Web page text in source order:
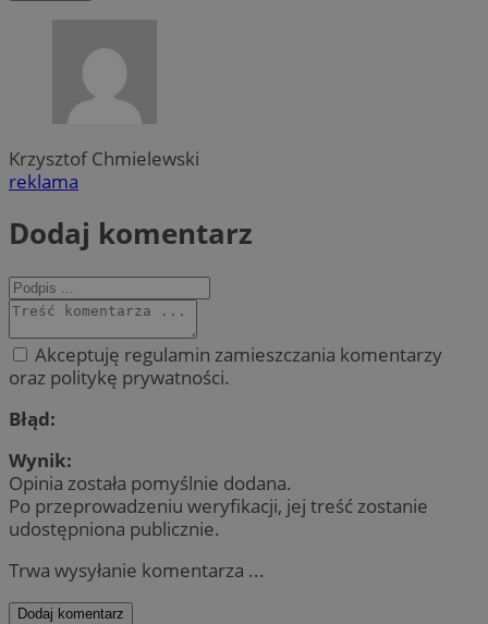
Krzysztof Chmielewski
reklama
Dodaj komentarz
Akceptuję regulamin zamieszczania komentarzy
oraz politykę prywatności.
Błąd:
Wynik:
Opinia została pomyślnie dodana.
Po przeprowadzeniu weryfikacji, jej treść zostanie
udostępniona publicznie.
Trwa wysyłanie komentarza ...
Dodaj komentarz